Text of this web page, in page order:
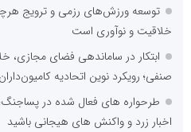
توسعه ورزش‌های رزمی و ترویج
خلاقیت و نوآوری است
ابتکار در ساماندهی فضای مجازی،
صنفی؛ رویکرد نوین اتحادیه
طرحواره های فعال شده در
اخبار زرد و واکنش های هیجانی باشید